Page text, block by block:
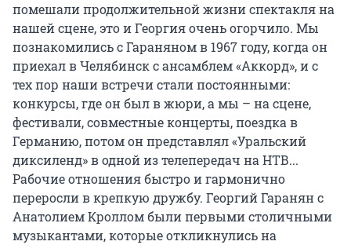
помешали продолжительной жизни спектакля на
нашей сцене, это и Георгия очень огорчило. Мы
познакомились с Гараняном в 1967 году, когда он
приехал в Челябинск с ансамблем «Аккорд», и с
тех пор наши встречи стали постоянными:
конкурсы, где он был в жюри, а мы – на сцене,
фестивали, совместные концерты, поездка в
Германию, потом он представлял «Уральский
диксиленд» в одной из телепередач на НТВ...
Рабочие отношения быстро и гармонично
переросли в крепкую дружбу. Георгий Гаранян с
Анатолием Кроллом были первыми столичными
музыкантами, которые откликнулись на